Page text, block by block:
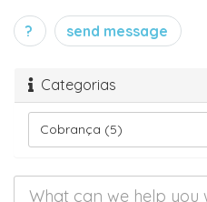
? send message
Categorias